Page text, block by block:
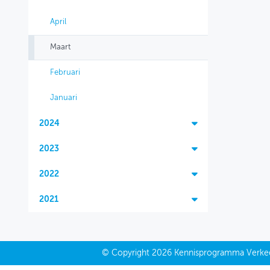
April
Maart
Februari
Januari
2024
2023
2022
2021
© Copyright 2026 Kennisprogramma